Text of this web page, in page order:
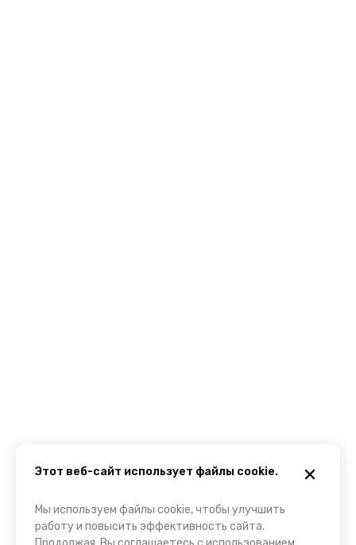
Этот веб-сайт использует файлы cookie.
Мы используем файлы cookie, чтобы улучшить
работу и повысить эффективность сайта.